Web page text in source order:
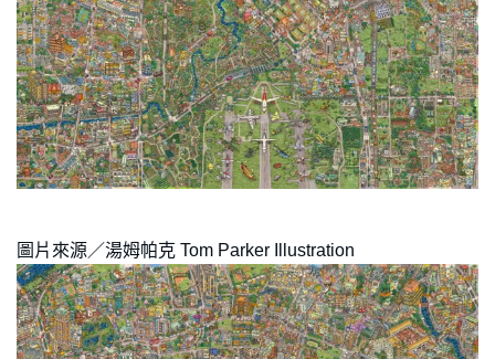
圖片來源／湯姆帕克 Tom Parker Illustration